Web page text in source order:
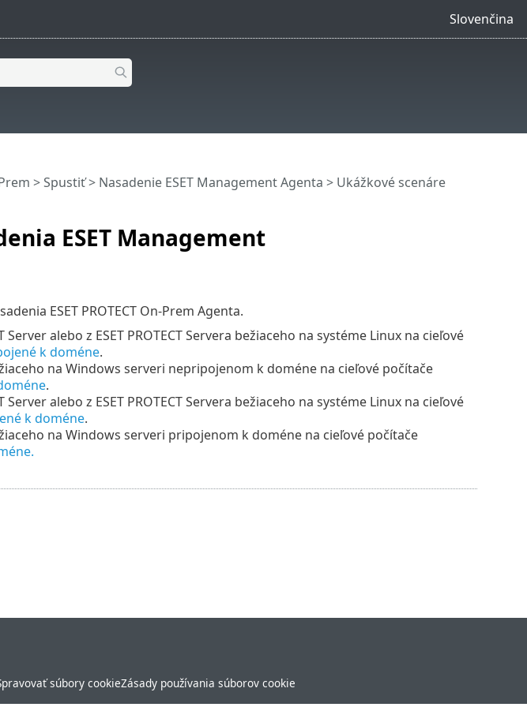
Slovenčina
ESET Management
>Spustiť> Nasadenie ESET Management Agenta > Ukážkové scenáre
ESET PROTECT On-Prem Agenta.
Server alebo z ESET PROTECT Servera bežiaceho na systéme Linux na cieľové
k doméne.
na Windows serveri nepripojenom k doméne na cieľové počítače
.
Server alebo z ESET PROTECT Servera bežiaceho na systéme Linux na cieľové
k doméne.
na Windows serveri pripojenom k doméne na cieľové počítače
súbory cookieZásady používania súborov cookie